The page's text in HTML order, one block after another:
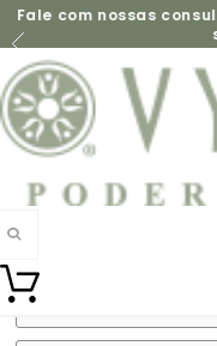
Fale com nossas
FILTRE